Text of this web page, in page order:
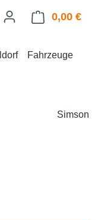
0,00 €
Fahrzeuge
Simson